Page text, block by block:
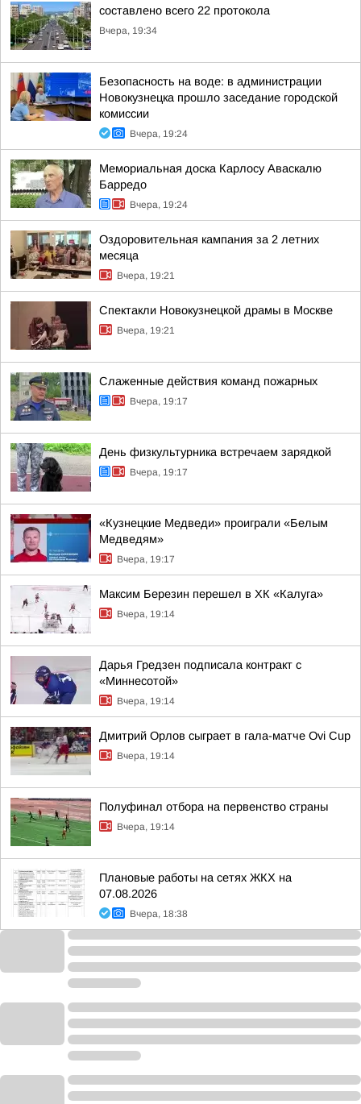
составлено всего 22 протокола
Вчера, 19:34
Безопасность на воде: в администрации
Новокузнецка прошло заседание городской
комиссии
Вчера, 19:24
Мемориальная доска Карлосу Аваскалю
Барредо
Вчера, 19:24
Оздоровительная кампания за 2 летних
месяца
Вчера, 19:21
Спектакли Новокузнецкой драмы в Москве
Вчера, 19:21
Слаженные действия команд пожарных
Вчера, 19:17
День физкультурника встречаем зарядкой
Вчера, 19:17
«Кузнецкие Медведи» проиграли «Белым
Медведям»
Вчера, 19:17
Максим Березин перешел в ХК «Калуга»
Вчера, 19:14
Дарья Гредзен подписала контракт с
«Миннесотой»
Вчера, 19:14
Дмитрий Орлов сыграет в гала-матче Ovi Cup
Вчера, 19:14
Полуфинал отбора на первенство страны
Вчера, 19:14
Плановые работы на сетях ЖКХ на
07.08.2026
Вчера, 18:38